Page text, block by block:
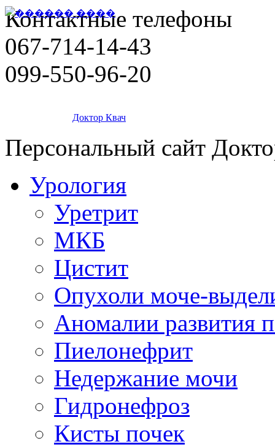
Контактные телефоны
067-714-14-43
099-550-96-20
Доктор Квач
Персональный сайт
Урология
Уретрит
МКБ
Цистит
Опухоли моче-
Аномалии развития
Пиелонефрит
Недержание мочи
Гидронефроз
Кисты почек